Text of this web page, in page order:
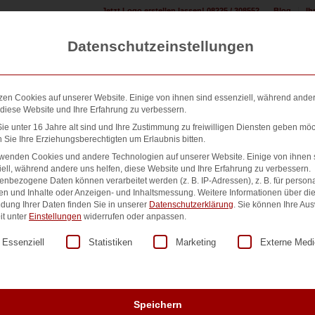
Blog
Jetzt Logo erstellen lassen! 08225 / 308552
erstellen: Design & Druck Shop: 500+ Referenzen:
Nr. 22565
90,00
Datenschutzeinstellungen
Cookies auf unserer Website. Einige von ihnen sind essenziell, während
Website und Ihre Erfahrung zu verbessern.
unter 16 Jahre alt sind und Ihre Zustimmung zu freiwilligen Diensten geben
Sie Ihre Erziehungsberechtigten um Erlaubnis bitten.
Cookies und andere Technologien auf unserer Website. Einige von ihnen
während andere uns helfen, diese Website und Ihre Erfahrung zu verbessern.
Daten können verarbeitet werden (z. B. IP-Adressen), z. B. für
und Inhalte oder Anzeigen- und Inhaltsmessung. Weitere Informationen über die
Ihrer Daten finden Sie in unserer Datenschutzerklärung. Sie können Ihre
unter Einstellungen widerrufen oder anpassen.
eine Liste der Service-Gruppen, für die eine Einwilligung
Essenziell Statistiken Marketing Externe
Speichern